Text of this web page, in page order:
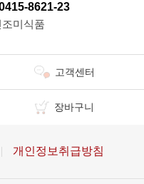
8621-23
미식품
고객센터
장바구니
개인정보취급방침